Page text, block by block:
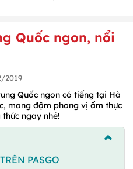
Quốc ngon, nổi
2019
Quốc ngon có tiếng tại Hà
mang đậm phong vị ẩm thực
ngay nhé!
PASGO